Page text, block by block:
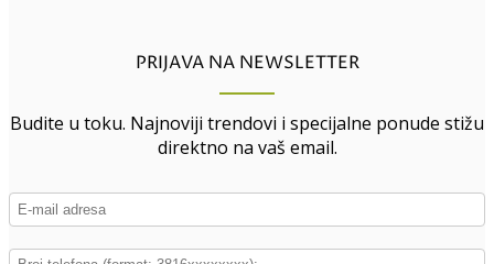
PRIJAVA NA NEWSLETTER
Budite u toku. Najnoviji trendovi i specijalne ponude stižu
direktno na vaš email.